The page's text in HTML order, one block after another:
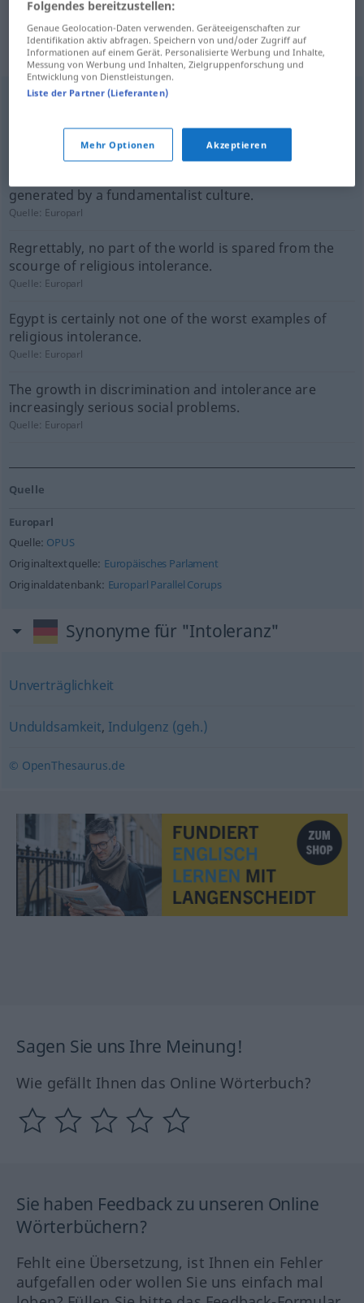
für "Intoleranz"
(nicht von der Langenscheidt Redaktion
geprüft)
and, in the worst cases, extremism.
Europarl
generated by a fundamentalist culture.
Quelle: Europarl
Regrettably, no part of the world is spared from the
scourge of religious intolerance.
Quelle: Europarl
Egypt is certainly not one of the worst examples of
religious intolerance.
Quelle: Europarl
The growth in discrimination and intolerance are
increasingly serious social problems.
Quelle: Europarl
Quelle
Europarl
Quelle: OPUS
Originaltextquelle: Europäisches Parlament
Originaldatenbank: Europarl Parallel Corups
Synonyme für "Intoleranz"
Unverträglichkeit
Unduldsamkeit, Indulgenz (geh.)
© OpenThesaurus.de
Sagen Sie uns Ihre Meinung!
Wie gefällt Ihnen das Online Wörterbuch?
Sie haben Feedback zu unseren Online
Wörterbüchern?
Fehlt eine Übersetzung, ist Ihnen ein Fehler
aufgefallen oder wollen Sie uns einfach mal
Folgendes bereitzustellen:
Genaue Geolocation-Daten verwenden. Geräteeigenschaften zur
Identifikation aktiv abfragen. Speichern von und/oder Zugriff auf
Informationen auf einem Gerät. Personalisierte Werbung und Inhalte,
Messung von Werbung und Inhalten, Zielgruppenforschung und
Entwicklung von Dienstleistungen.
Liste der Partner (Lieferanten)
Mehr Optionen Akzeptieren